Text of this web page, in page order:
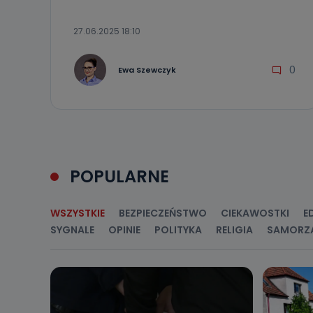
Do
Do czasu
Jakie
27.06.2025 18:10
Ewa Szewczyk 0
POPULARNE
WSZYSTKIE BEZPIECZEŃSTWO CIEKAWOSTKI
SYGNALE
OPINIE POLITYKA RELIGIA